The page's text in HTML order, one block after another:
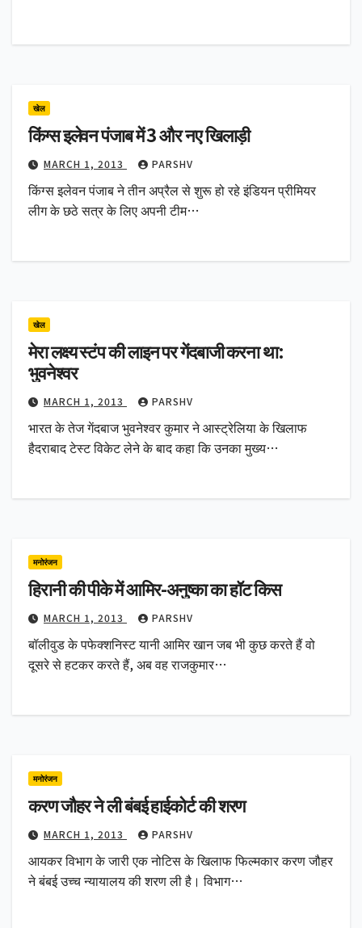
खेल
किंग्स इलेवन पंजाब में 3 और नए खिलाड़ी
MARCH 1, 2013 PARSHV
किंग्स इलेवन पंजाब ने तीन अप्रैल से शुरू हो रहे इंडियन प्रीमियर
लीग के छठे सत्र के लिए अपनी टीम…
खेल
मेरा लक्ष्य स्टंप की लाइन पर गेंदबाजी करना था:
भुवनेश्वर
MARCH 1, 2013 PARSHV
भारत के तेज गेंदबाज भुवनेश्वर कुमार ने आस्ट्रेलिया के खिलाफ
हैदराबाद टेस्ट विकेट लेने के बाद कहा कि उनका मुख्य…
मनोरंजन
हिरानी की पीके में आमिर-अनुष्‍का का हॉट किस
MARCH 1, 2013 PARSHV
बॉलीवुड के पफेक्‍शनिस्‍ट यानी आमिर खान जब भी कुछ करते हैं वो
दूसरे से हटकर करते हैं, अब वह राजकुमार…
मनोरंजन
करण जौहर ने ली बंबई हाईकोर्ट की शरण
MARCH 1, 2013 PARSHV
आयकर विभाग के जारी एक नोटिस के खिलाफ फिल्मकार करण जौहर
ने बंबई उच्च न्यायालय की शरण ली है। विभाग…